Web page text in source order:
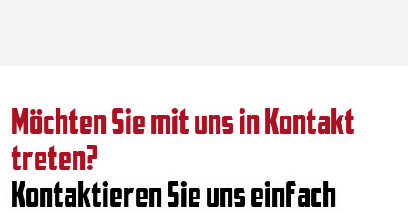
Möchten Sie mit uns in Kontakt
treten?
Kontaktieren Sie uns einfach